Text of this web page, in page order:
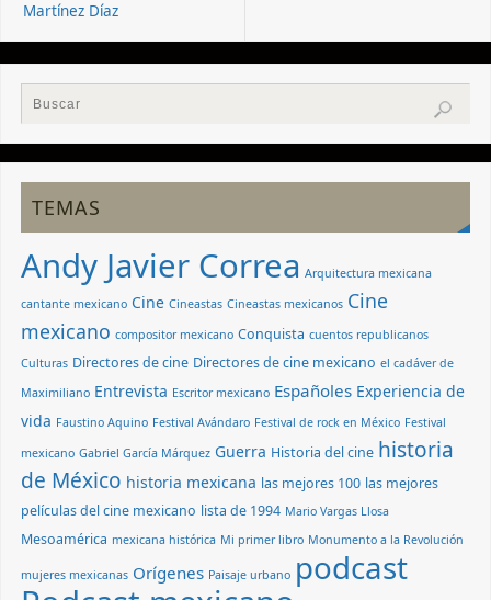
Martínez Díaz
TEMAS
Andy Javier Correa Arquitectura mexicana
cantante mexicano Cine Cineastas Cineastas mexicanos Cine
mexicano compositor mexicano Conquista cuentos republicanos
Culturas Directores de cine Directores de cine mexicano el cadáver de
Maximiliano Entrevista Escritor mexicano Españoles Experiencia de
vida Faustino Aquino Festival Avándaro Festival de rock en México Festival
mexicano Gabriel García Márquez Guerra Historia del cine historia
de México historia mexicana las mejores 100 las mejores
películas del cine mexicano lista de 1994 Mario Vargas Llosa
Mesoamérica mexicana histórica Mi primer libro Monumento a la Revolución
mujeres mexicanas Orígenes Paisaje urbano podcast